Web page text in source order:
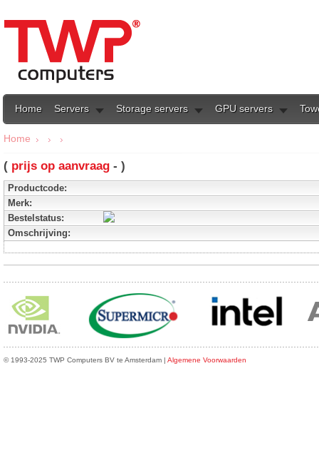
Home Servers Storage servers GPU servers
Home
( prijs op aanvraag - )
Productcode:
Merk:
Bestelstatus:
Omschrijving:
© 1993-2025 TWP Computers BV te Amsterdam | Algemene Voorwaarden